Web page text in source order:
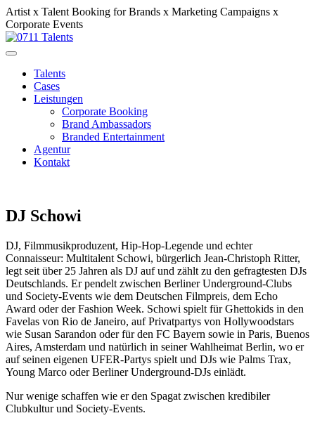
Artist x Talent Booking for Brands x Marketing Campaigns x
Corporate Events
Talents
Cases
Leistungen
Corporate Booking
Brand Ambassadors
Branded Entertainment
Agentur
Kontakt
DJ Schowi
DJ, Filmmusikproduzent, Hip-Hop-Legende und echter
Connaisseur: Multitalent Schowi, bürgerlich Jean-Christoph Ritter,
legt seit über 25 Jahren als DJ aufund zählt zu den gefragtesten DJs
Deutschlands. Er pendelt zwischen Berliner Underground-Clubs
und Society-Events wie dem Deutschen Filmpreis, dem Echo
Award oder der Fashion Week. Schowi spielt für Ghettokids in den
Favelas von Rio de Janeiro, auf Privatpartys von Hollywoodstars
wie Susan Sarandon oder für den FC Bayern sowie in Paris, Buenos
Aires, Amsterdam und natürlich in seiner Wahlheimat Berlin, wo er
auf seinen eigenen UFER-Partys spielt und DJs wie Palms Trax,
Young Marco oder Berliner Underground-DJs einlädt.
Nur wenige schaffen wie er den Spagat zwischen kredibiler
Clubkultur und Society-Events.